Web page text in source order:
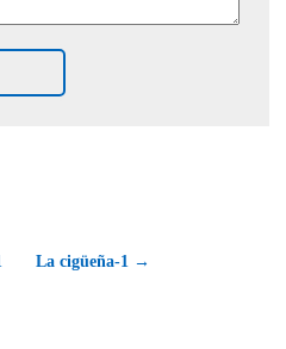
La cigüeña-1 →